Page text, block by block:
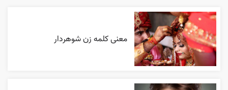
معنی کلمه زن شوهردار